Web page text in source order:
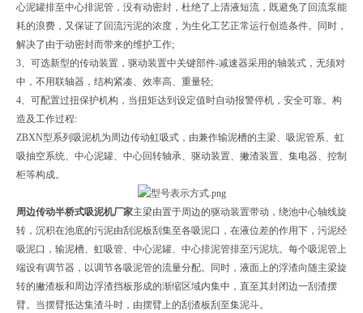
心泥罐排至中心排泥管，没有动密封，杜绝了上清液短流，既避免了回流泵能
耗的浪费，又保证了回流污泥的浓度，为生化工艺正常运行创造条件。同时，
解决了由于动密封而带来的维护工作;
3、可选新型的传动装置，驱动装置中关键部件-减速器采用的轴装式，无须对
中，不用联轴器，结构紧凑、效率高、重量轻;
4、可配置过扭保护机构，当扭矩达到设定值时自动报警停机，安全可靠。构
造及工作过程:
ZBXN型系列吸泥机为周边传动虹吸式，由兼作输泥槽的主梁、吸泥管系、虹
吸抽空系统、中心泥罐、中心回转轴承、驱动装置、撇渣装置、集电器、控制
柜等构成。
周边传动半桥式吸泥机厂家主梁由置于周边的驱动装置带动，绕池中心轴线旋
转，沉积在池底的污泥由刮泥板刮集至各吸泥口，在液位差的作用下，污泥经
吸泥口，输泥槽、虹吸管、中心泥罐、中心排泥管排至污泥坑。每个吸泥管上
端设有调节器，以调节各吸泥管的流量分配。同时，液面上的浮渣向随主梁旋
转的撇渣板和周边浮渣挡板形成的渐缩区域内集中，直至其封闭边一刮渣摆
臂。当摆臂抵达集渣斗时，由摆臂上的刮渣板刮至集泥斗。